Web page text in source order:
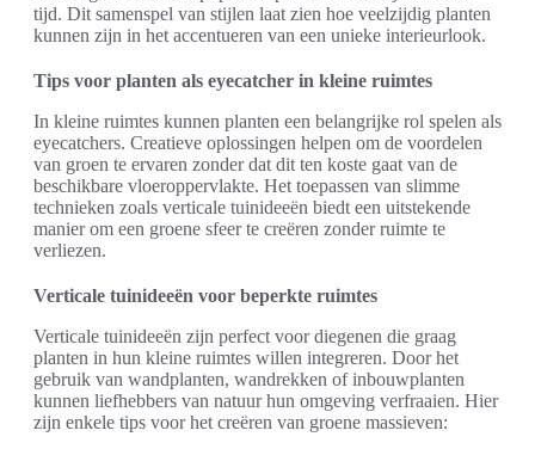
tijd. Dit samenspel van stijlen laat zien hoe veelzijdig planten
kunnen zijn in het accentueren van een unieke interieurlook.
Tips voor planten als eyecatcher in kleine ruimtes
In kleine ruimtes kunnen planten een belangrijke rol spelen als
eyecatchers. Creatieve oplossingen helpen om de voordelen
van groen te ervaren zonder dat dit ten koste gaat van de
beschikbare vloeroppervlakte. Het toepassen van slimme
technieken zoals verticale tuinideeën biedt een uitstekende
manier om een groene sfeer te creëren zonder ruimte te
verliezen.
Verticale tuinideeën voor beperkte ruimtes
Verticale tuinideeën zijn perfect voor diegenen die graag
planten in hun kleine ruimtes willen integreren. Door het
gebruik van wandplanten, wandrekken of inbouwplanten
kunnen liefhebbers van natuur hun omgeving verfraaien. Hier
zijn enkele tips voor het creëren van groene massieven: